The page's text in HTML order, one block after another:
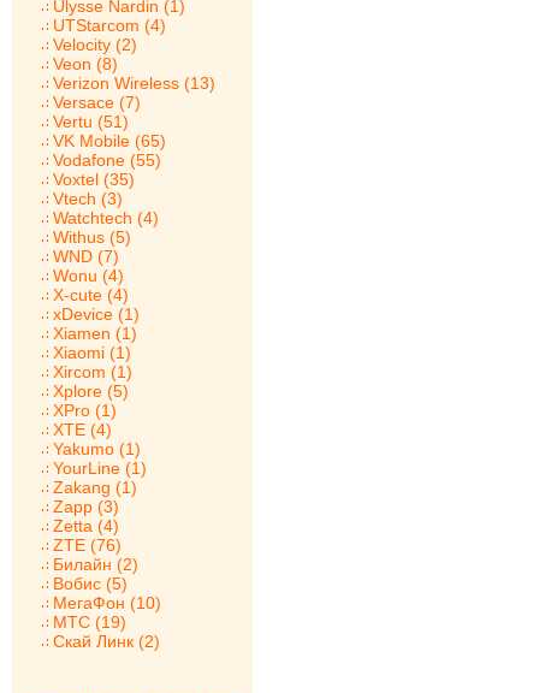
Ulysse Nardin (1)
UTStarcom (4)
Velocity (2)
Veon (8)
Verizon Wireless (13)
Versace (7)
Vertu (51)
VK Mobile (65)
Vodafone (55)
Voxtel (35)
Vtech (3)
Watchtech (4)
Withus (5)
WND (7)
Wonu (4)
X-cute (4)
xDevice (1)
Xiamen (1)
Xiaomi (1)
Xircom (1)
Xplore (5)
XPro (1)
XTE (4)
Yakumo (1)
YourLine (1)
Zakang (1)
Zapp (3)
Zetta (4)
ZTE (76)
Билайн (2)
Вобис (5)
МегаФон (10)
МТС (19)
Скай Линк (2)